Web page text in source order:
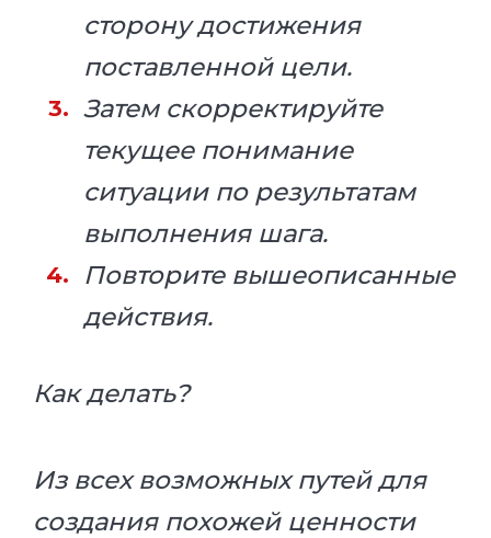
сторону достижения
поставленной цели.
Затем скорректируйте
текущее понимание
ситуации по результатам
выполнения шага.
Повторите вышеописанные
действия.
Как делать?
Из всех возможных путей для
создания похожей ценности